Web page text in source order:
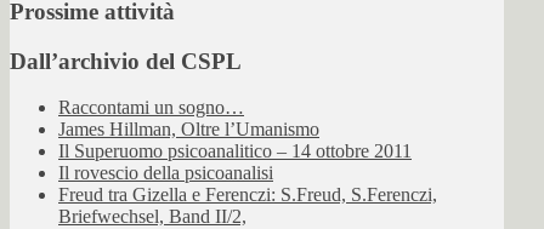
Prossime attività
Dall’archivio del CSPL
Raccontami un sogno…
James Hillman, Oltre l’Umanismo
Il Superuomo psicoanalitico – 14 ottobre 2011
Il rovescio della psicoanalisi
Freud tra Gizella e Ferenczi: S.Freud, S.Ferenczi,
Briefwechsel, Band II/2,